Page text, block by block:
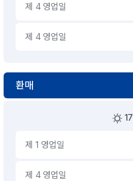
제 4 영업일
제 4 영업일
환매
제 1 영업일
제 4 영업일